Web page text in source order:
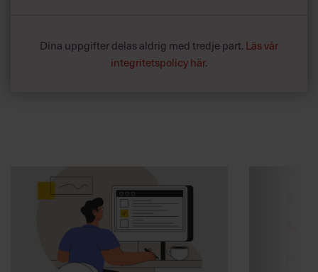
Dina uppgifter delas aldrig med tredje part. Läs vår
integritetspolicy här.